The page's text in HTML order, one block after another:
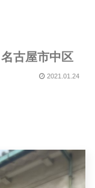
古屋市中区
2021.01.24